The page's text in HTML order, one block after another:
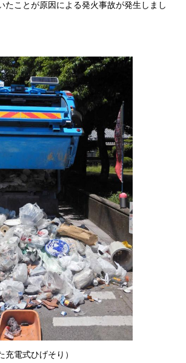
たことが原因による発火事故が発生しまし
充電式ひげそり）